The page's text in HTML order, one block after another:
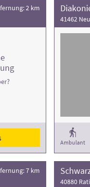
2 km
41462
Ambulant
7 km
40880